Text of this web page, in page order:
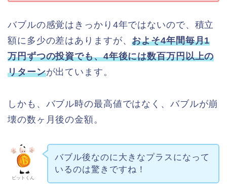
バブルの感覚はきっかり4年ではないので、積立
額に多少の差はありますが、およそ4年間毎月1
万円ずつの投資でも、4年後には数百万円以上の
リターンが出ています。
しかも、バブル時の最高値ではなく、バブルが崩
壊の数ヶ月後の金額。
ビットくん
バブル後なのに大きなプラスになって
いるのは驚きですね！